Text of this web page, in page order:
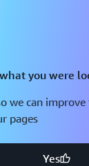
you were
we can
pages
Yes